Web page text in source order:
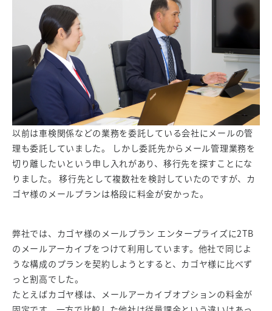
以前は車検関係などの業務を委託している会社にメールの管
理も委託していました。 しかし委託先からメール管理業務を
切り離したいという申し入れがあり、移行先を探すことにな
りました。 移行先として複数社を検討していたのですが、カ
ゴヤ様のメールプランは格段に料金が安かった。
弊社では、カゴヤ様のメールプラン エンタープライズに2TB
のメールアーカイブをつけて利用しています。他社で同じよ
うな構成のプランを契約しようとすると、カゴヤ様に比べず
っと割高でした。
たとえばカゴヤ様は、メールアーカイブオプションの料金が